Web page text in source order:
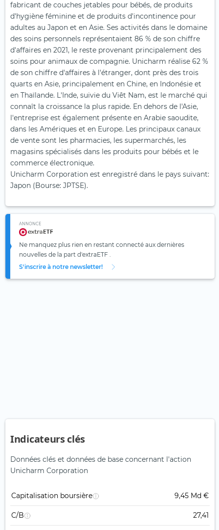
fabricant de couches jetables pour bébés, de produits
d'hygiène féminine et de produits d'incontinence pour
adultes au Japon et en Asie. Ses activités dans le domaine
des soins personnels représentaient 86 % de son chiffre
d'affaires en 2021, le reste provenant principalement des
soins pour animaux de compagnie. Unicharm réalise 62 %
de son chiffre d'affaires à l'étranger, dont près des trois
quarts en Asie, principalement en Chine, en Indonésie et
en Thaïlande. L'Inde, suivie du Viêt Nam, est le marché qui
connaît la croissance la plus rapide. En dehors de l'Asie,
l'entreprise est également présente en Arabie saoudite,
dans les Amériques et en Europe. Les principaux canaux
de vente sont les pharmacies, les supermarchés, les
magasins spécialisés dans les produits pour bébés et le
commerce électronique.
Unicharm Corporation est enregistré dans le pays suivant:
Japon (Bourse: JPTSE).
ANNONCE
Ne manquez plus rien en restant connecté aux dernières
nouvelles de la part d'extraETF .
S'inscrire à notre newsletter!
Indicateurs clés
Données clés et données de base concernant l'action
Unicharm Corporation
Capitalisation boursière 9,45 Md €
C/B 27,41